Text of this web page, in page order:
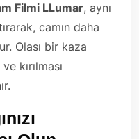
Filmi LLumar, aynı
camın daha
Olası bir kaza
kırılması